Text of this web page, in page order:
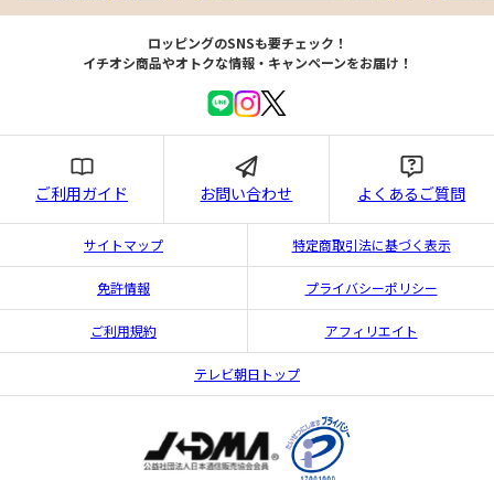
ロッピングのSNSも要チェック！
イチオシ商品やオトクな情報・キャンペーンをお届け！
ご利用ガイド お問い合わせ よくあるご質問
サイトマップ 特定商取引法に基づく表示
免許情報 プライバシーポリシー
ご利用規約 アフィリエイト
テレビ朝日トップ